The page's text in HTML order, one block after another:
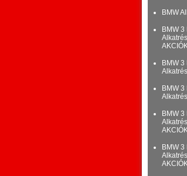
BMW
BMW 3
BMW 3
BMW
BMW 3
BMW 3